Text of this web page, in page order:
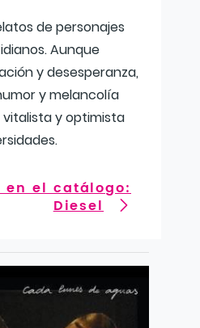
de personajes
Aunque
y desesperanza,
y melancolía
vitalista y optimista
en el catálogo:
Diesel